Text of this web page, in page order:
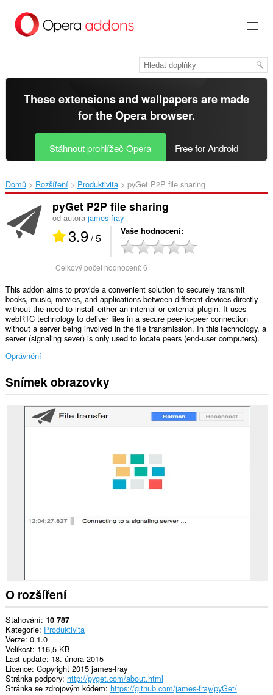
přímo
These extensions and wallpapers are made
for theOpera browser.
Stáhnout prohlížeč Opera Free for Android
Domů Rozšíření Produktivita pyGet P2P file sharing‎
pyGet P2P file sharing
od autora james-fray
3.9/ 5 Vaše hodnocení
Celkový počet hodnocení:6
This addon aims to provide a convenient solution to securely transmit
books, music, movies, and applications between different devices directly
without the need to install either an internal or external plugin. It uses
webRTC technology to deliver files in a secure peer-to-peer connection
without a server being involved in the file transmission. In this technology, a
server (signaling sever) is only used to locate peers (end-user computers).
Oprávnění
Toto
rozšíření
přistupovat
Snímek obrazovky
O rozšíření
Stahování 10 787
Kategorie Produktivita
Verze 0.1.0
Velikost 116,5 KB
Last update 18. února 2015
Licence Copyright 2015 james-fray
Stránka podpory http://pyget.com/about.html
Stránka se zdrojovým kódem https://github.com/james-fray/pyGet/